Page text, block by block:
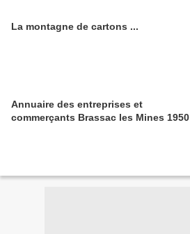
La montagne de cartons ...
Annuaire des entreprises et
commerçants Brassac les Mines 1950